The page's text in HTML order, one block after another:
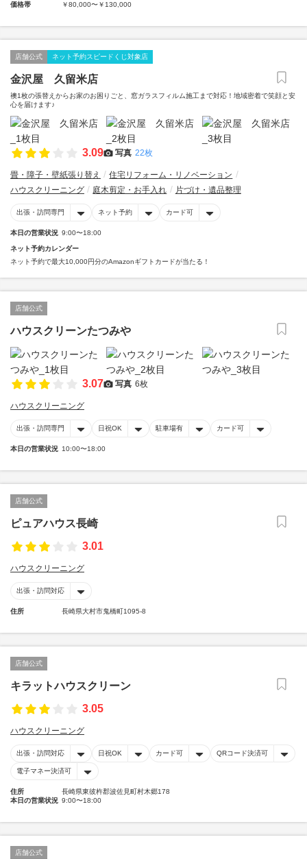
価格帯
￥80,000〜￥130,000
店舗公式 ネット予約スピードくじ対象店
金沢屋 久留米店
襖1枚の張替えからお家のお困りごと、窓ガラスフィルム施工まで対応！地域密着で笑顔と安
心を届けます♪
3.09 写真 22枚
畳・障子・壁紙張り替え
住宅リフォーム・リノベーション
ハウスクリーニング
庭木剪定・お手入れ 片づけ・遺品整理
出張・訪問専門 ネット予約 カード可
本日の営業状況 9:00〜18:00
ネット予約カレンダー
ネット予約で最大10,000円分のAmazonギフトカードが当たる！
店舗公式
ハウスクリーンたつみや
3.07 写真 6枚
ハウスクリーニング
出張・訪問専門 日祝OK 駐車場有 カード可
本日の営業状況 10:00〜18:00
店舗公式
ピュアハウス長崎
3.01
ハウスクリーニング
出張・訪問対応
住所 長崎県大村市鬼橋町1095-8
店舗公式
キラットハウスクリーン
3.05
ハウスクリーニング
出張・訪問対応 日祝OK カード可 QRコード決済可
電子マネー決済可
住所
長崎県東彼杵郡波佐見町村木郷178
本日の営業状況 9:00〜18:00
店舗公式